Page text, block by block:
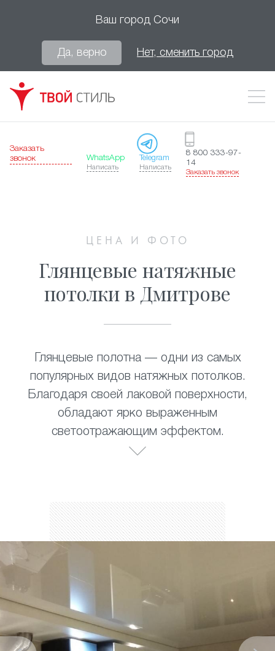
Ваш город Сочи
Да, верно Нет, сменить город
Заказать
звонок
WhatsApp
Написать
Telegram
Написать
8 800 333-97-
14
Заказать звонок
ЦЕНА И ФОТО
Глянцевые натяжные
потолки в Дмитрове
Глянцевые полотна — одни из самых
популярных видов натяжных потолков.
Благодаря своей лаковой поверхности,
обладают ярко выраженным
светоотражающим эффектом.